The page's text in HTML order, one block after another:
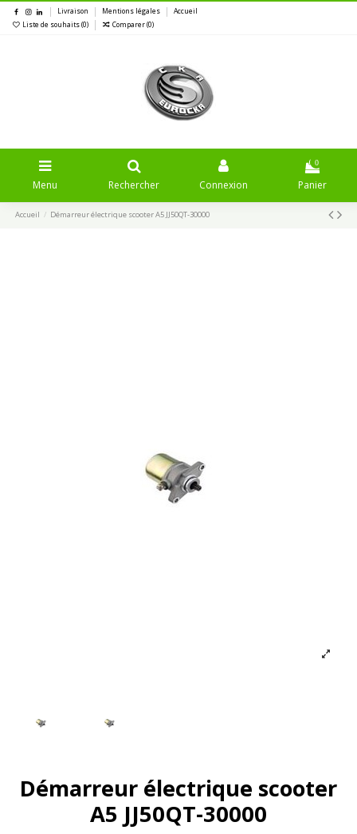
Livraison Mentions légales
Accueil
Liste de souhaits (0) Comparer (0)
Menu Rechercher Connexion
0
Panier
Accueil Démarreur électrique scooter A5 JJ50QT-30000
Démarreur électrique scooter
A5 JJ50QT-30000